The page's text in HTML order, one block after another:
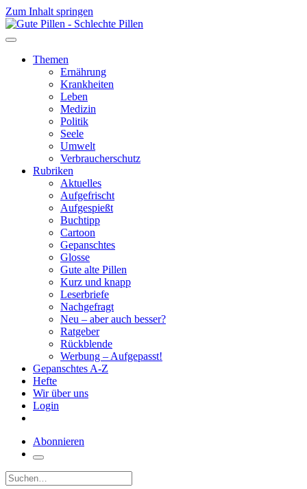
Zum Inhalt springen
Themen
Ernährung
Krankheiten
Leben
Medizin
Politik
Seele
Umwelt
Verbraucherschutz
Rubriken
Aktuelles
Aufgefrischt
Aufgespießt
Buchtipp
Cartoon
Gepanschtes
Glosse
Gute alte Pillen
Kurz und knapp
Leserbriefe
Nachgefragt
Neu – aber auch besser?
Ratgeber
Rückblende
Werbung – Aufgepasst!
Gepanschtes A-Z
Hefte
Wir über uns
Login
Abonnieren
Suche: